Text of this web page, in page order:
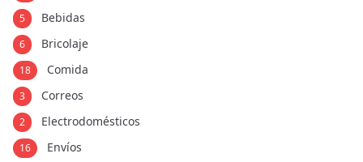
5 Bebidas
6 Bricolaje
18 Comida
3 Correos
2 Electrodomésticos
16 Envíos